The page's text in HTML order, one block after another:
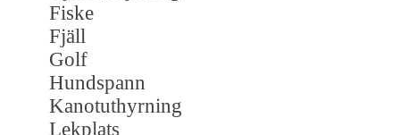
Fiske
Fjäll
Golf
Hundspann
Kanotuthyrning
Lekplats